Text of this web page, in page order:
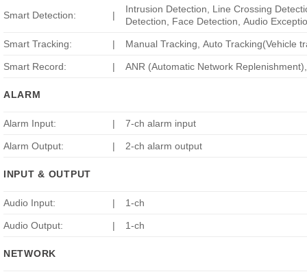
Smart Detection: |
Intrusion Detection, Line Crossing
Detection, Face Detection, Audio
Smart Tracking: | Manual Tracking, Auto Tracking(Vehicle
Smart Record: | ANR (Automatic Network
ALARM
Alarm Input: | 7-ch alarm input
Alarm Output: | 2-ch alarm output
INPUT & OUTPUT
Audio Input: | 1-ch
Audio Output: | 1-ch
NETWORK